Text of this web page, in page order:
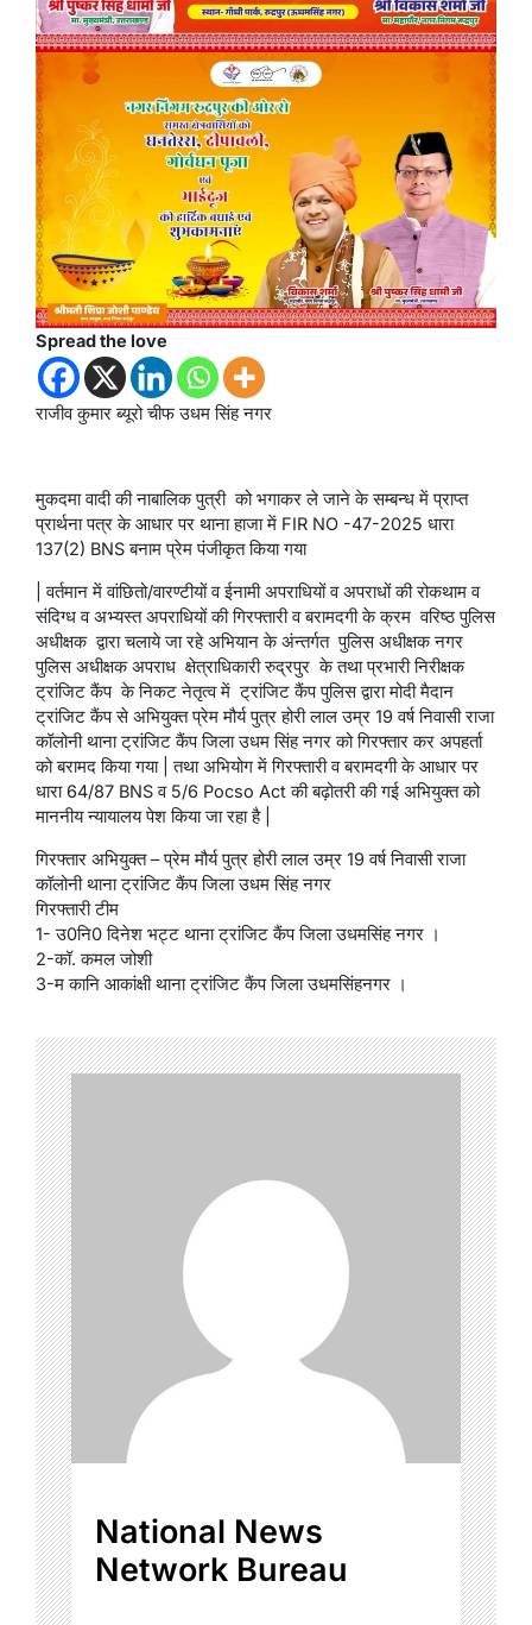
Spread the love
राजीव कुमार ब्यूरो चीफ उधम सिंह नगर
मुकदमा वादी की नाबालिक पुत्री को भगाकर ले जाने के सम्बन्ध में प्राप्त
प्रार्थना पत्र के आधार पर थाना हाजा में FIR NO -47-2025 धारा
137(2) BNS बनाम प्रेम पंजीकृत किया गया
| वर्तमान में वांछितो/वारण्टीयों व ईनामी अपराधियों व अपराधों की रोकथाम व
संदिग्ध व अभ्यस्त अपराधियों की गिरफ्तारी व बरामदगी के क्रम वरिष्ठ पुलिस
अधीक्षक द्वारा चलाये जा रहे अभियान के अंन्तर्गत पुलिस अधीक्षक नगर
पुलिस अधीक्षक अपराध क्षेत्राधिकारी रुद्रपुर के तथा प्रभारी निरीक्षक
ट्रांजिट कैंप के निकट नेतृत्व में ट्रांजिट कैंप पुलिस द्वारा मोदी मैदान
ट्रांजिट कैंप से अभियुक्त प्रेम मौर्य पुत्र होरी लाल उम्र 19 वर्ष निवासी राजा
कॉलोनी थाना ट्रांजिट कैंप जिला उधम सिंह नगर को गिरफ्तार कर अपहर्ता
को बरामद किया गया | तथा अभियोग में गिरफ्तारी व बरामदगी के आधार पर
धारा 64/87 BNS व 5/6 Pocso Act की बढ़ोतरी की गई अभियुक्त को
माननीय न्यायालय पेश किया जा रहा है |
गिरफ्तार अभियुक्त – प्रेम मौर्य पुत्र होरी लाल उम्र 19 वर्ष निवासी राजा
कॉलोनी थाना ट्रांजिट कैंप जिला उधम सिंह नगर
गिरफ्तारी टीम
1- उ0नि0 दिनेश भट्ट थाना ट्रांजिट कैंप जिला उधमसिंह नगर ।
2-कॉ. कमल जोशी
3-म कानि आकांक्षी थाना ट्रांजिट कैंप जिला उधमसिंहनगर ।
National News
Network Bureau